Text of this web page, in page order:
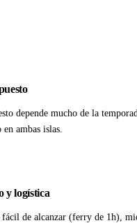
depende mucho de la
ambas islas.
y logística
fácil de alcanzar (ferry de 1h),